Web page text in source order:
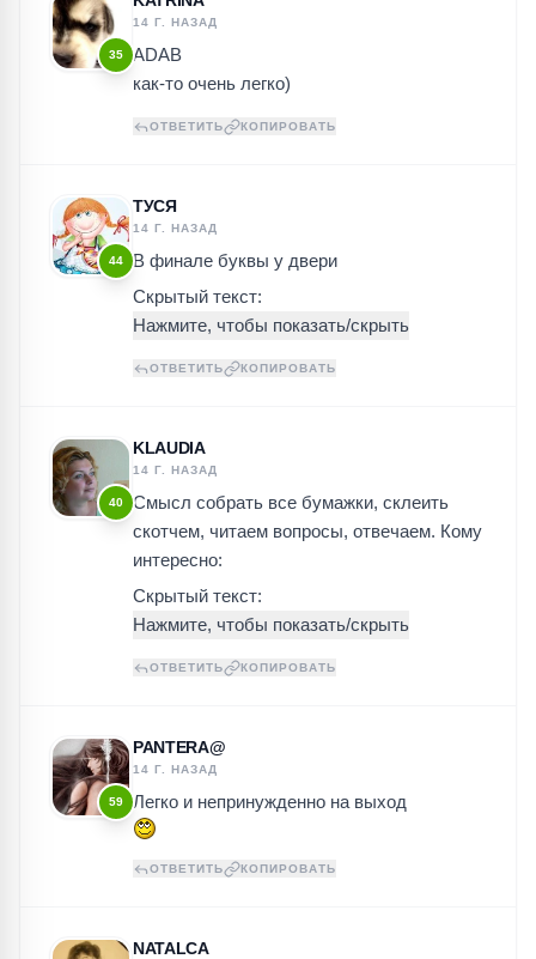
35
14 Г. НАЗАД
ADAB
как-то очень легко)
ОТВЕТИТЬ КОПИРОВАТЬ
44
ТУСЯ
14 Г. НАЗАД
В финале буквы у двери
Скрытый текст:
ОТВЕТИТЬ КОПИРОВАТЬ
40
KLAUDIA
14 Г. НАЗАД
Смысл собрать все бумажки, склеить
скотчем, читаем вопросы, отвечаем. Кому
интересно:
Скрытый текст:
ОТВЕТИТЬ КОПИРОВАТЬ
59
PANTERA@
14 Г. НАЗАД
Легко и непринужденно на выход
ОТВЕТИТЬ КОПИРОВАТЬ
NATALCA